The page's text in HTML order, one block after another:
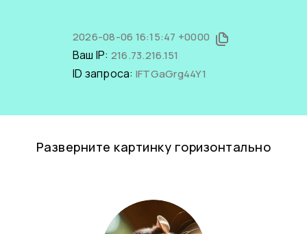
2026-08-06 16:15:47 +0000
Ваш IP: 216.73.216.151
ID запроса: lFTGaGrg44Y1
Разверните картинку горизонтально